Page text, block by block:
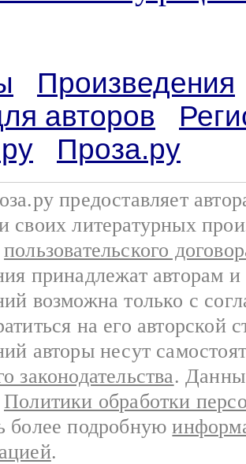
Произведения
авторов
Проза.ру
предоставляет
своих литературных
пользовательского
принадлежат авторам
возможна только с
на его авторской
авторы несут
законодательства.
Политики обработки
более подробную
.